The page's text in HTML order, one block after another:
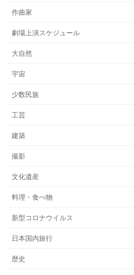
作曲家
劇場上演スケジュール
大自然
宇宙
少数民族
工芸
建築
撮影
文化遺産
料理・食べ物
新型コロナウイルス
日本国内旅行
歴史